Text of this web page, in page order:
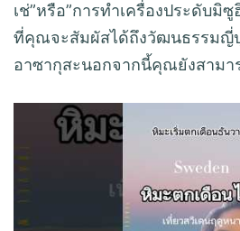
เช่”หรือ”การทำเครื่องประดับมิ
ที่คุณจะสัมผัสได้ถึงวัฒนธรรมญี่
อาซากุสะนอกจากนี้คุณยังสามา